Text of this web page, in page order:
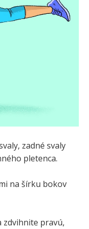
zadné svaly
pletenca.
na šírku bokov
zdvihnite pravú,